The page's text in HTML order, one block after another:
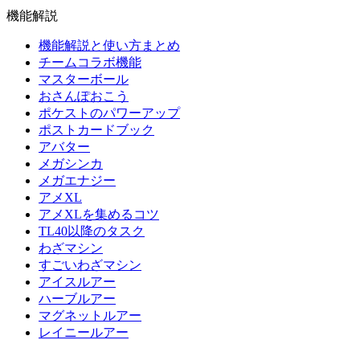
機能解説
機能解説と使い方まとめ
チームコラボ機能
マスターボール
おさんぽおこう
ポケストのパワーアップ
ポストカードブック
アバター
メガシンカ
メガエナジー
アメXL
アメXLを集めるコツ
TL40以降のタスク
わざマシン
すごいわざマシン
アイスルアー
ハーブルアー
マグネットルアー
レイニールアー